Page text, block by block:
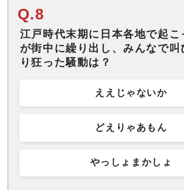
Q.8
江戸時代末期に日本各地で起こ
が街中に繰り出し、みんなで叫
り狂った騒動は？
ええじゃないか
どえりゃあもん
やっしょまかしょ